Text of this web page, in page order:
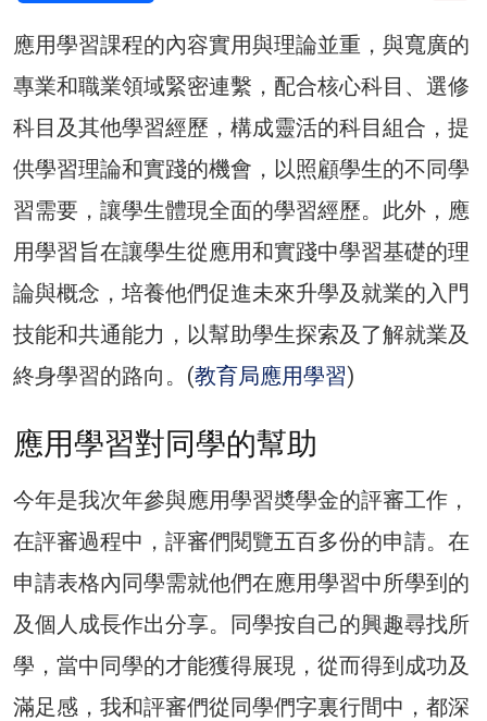
應用學習課程的內容實用與理論並重，與寬廣的
專業和職業領域緊密連繫，配合核心科目、選修
科目及其他學習經歷，構成靈活的科目組合，提
供學習理論和實踐的機會，以照顧學生的不同學
習需要，讓學生體現全面的學習經歷。此外，應
用學習旨在讓學生從應用和實踐中學習基礎的理
論與概念，培養他們促進未來升學及就業的入門
技能和共通能力，以幫助學生探索及了解就業及
終身學習的路向。(教育局應用學習)
應用學習對同學的幫助
今年是我次年參與應用學習奬學金的評審工作，
在評審過程中，評審們閱覽五百多份的申請。在
申請表格內同學需就他們在應用學習中所學到的
及個人成長作出分享。同學按自己的興趣尋找所
學，當中同學的才能獲得展現，從而得到成功及
滿足感，我和評審們從同學們字裏行間中，都深